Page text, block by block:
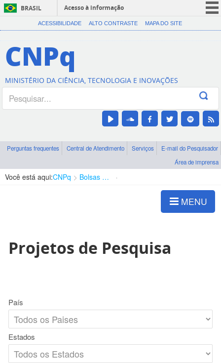
BRASIL
Acesso à informação
CORONAVÍRUS (COVID-19)
Canais
ACESSIBILIDADE ALTO CONTRASTE MAPA DO SITE
CNPq
MINISTÉRIO DA CIÊNCIA, TECNOLOGIA E INOVAÇÕES
Perguntas frequentes Central de Atendimento Serviços
E-mail do Pesquisador
Área de imprensa
Você está aqui:CNPq Bolsas e Auxílios Vigentes
MENU
Projetos de Pesquisa
País
Estados